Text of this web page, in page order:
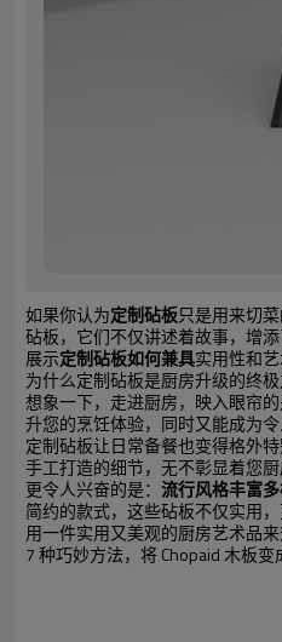
如果你认为定制砧板只是用来切
砧板，它们不仅讲述着故事，增
展示定制砧板如何兼具实用性和
为什么定制砧板是厨房升级的终
想象一下，走进厨房，映入眼帘
升您的烹饪体验，同时又能成为令
定制砧板让日常备餐也变得格外
手工打造的细节，无不彰显着您厨
更令人兴奋的是： 流行风格丰富
简约的款式，这些砧板不仅实用，
用一件实用又美观的厨房艺术品
7 种巧妙方法，将 Chopaid 木板